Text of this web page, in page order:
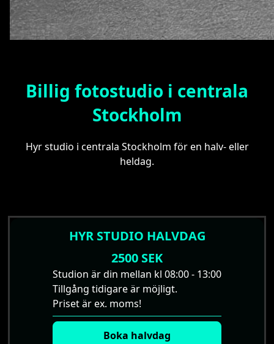
Billig fotostudio i centrala
Stockholm
Hyr studio i centrala Stockholm för en halv- eller
heldag.
HYR STUDIO HALVDAG
2500 SEK
Studion är din mellan kl 08:00 - 13:00
Tillgång tidigare är möjligt.
Priset är ex. moms!
Boka halvdag